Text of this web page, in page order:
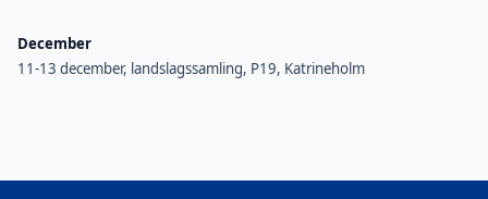
December
11-13 december, landslagssamling, P19, Katrineholm